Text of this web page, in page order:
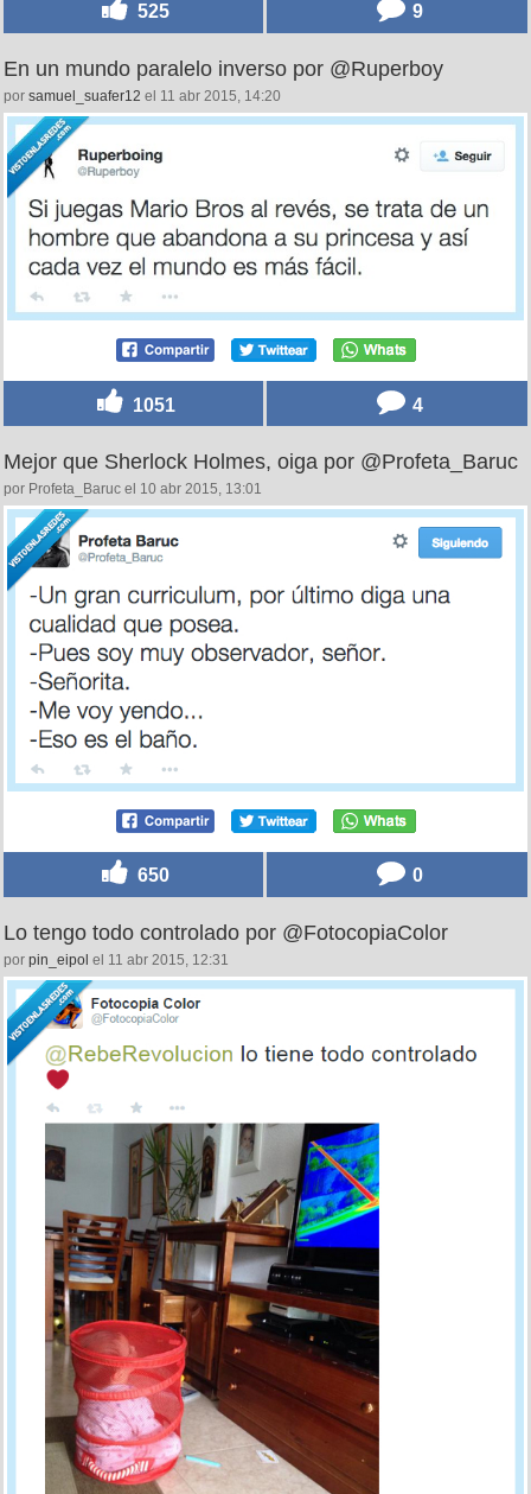
525 9
En un mundo paralelo inverso por @Ruperboy
por samuel_suafer12 el 11 abr 2015, 14:20
1051 4
Mejor que Sherlock Holmes, oiga por @Profeta_Baruc
por Profeta_Baruc el 10 abr 2015, 13:01
650 0
Lo tengo todo controlado por @FotocopiaColor
por pin_eipol el 11 abr 2015, 12:31